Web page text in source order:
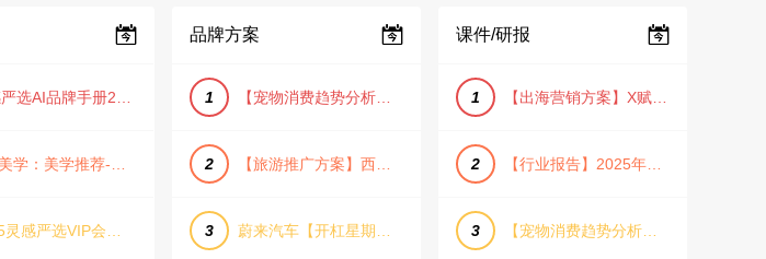
灵感严选AI品牌手册2025_9.0（下载原件更清晰）
IME美学：美学推荐-飞猪旅行春节营销通案
2025灵感严选VIP会员手册【向团队介绍/采购报销用】
品牌方案
1 【宠物消费趋势分析方案】2025年宠物市场消费报告（创意风/橙色风/数据驱动）
2 【旅游推广方案】西安城市旅游介绍PPT（古风/文化/历史）
3 蔚来汽车【开杠星期三】栏目brief
课件/研报
1 【出海营销方案】X赋能全球决策链成就中国科技品牌2025年营销方案（PDF格式）
2 【行业报告】2025年Q1证券行业薪酬趋势分析
3 【宠物消费趋势分析方案】2025年宠物市场消费报告（创意风/橙色风/数据驱动）